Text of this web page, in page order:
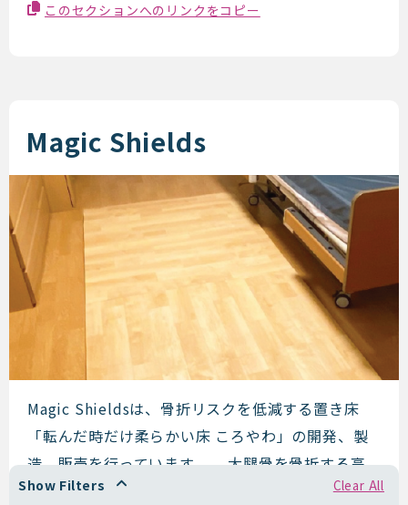
Show Filters Clear All
このセクションへのリンクをコピー
Magic Shields
Magic Shields
Magic Shieldsは、骨折リスクを低減する置き床
「転んだ時だけ柔らかい床 ころやわ」の開発、製
造、販売を行っています。 大腿骨を骨折する高
齢者は年間約2 ...